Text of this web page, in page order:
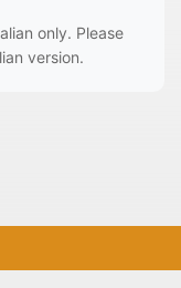
only. Please
version.